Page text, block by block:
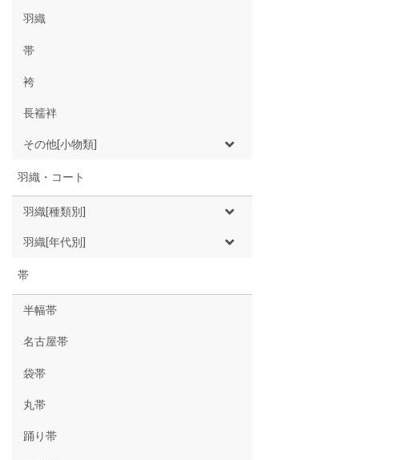
羽織
帯
袴
長襦袢
その他[小物類]
羽織・コート
羽織[種類別]
羽織[年代別]
帯
半幅帯
名古屋帯
袋帯
丸帯
踊り帯